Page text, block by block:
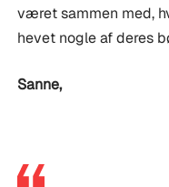
været sammen med,
hevet nogle af deres
Sanne,